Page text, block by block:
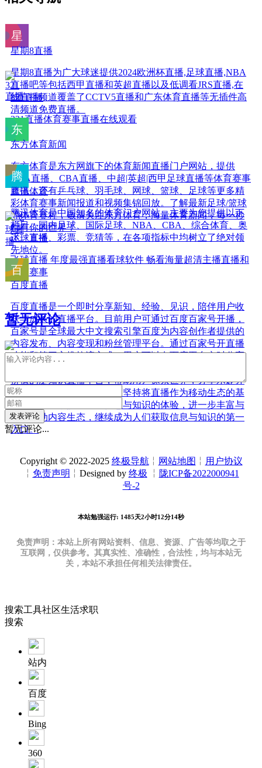
星期8直播
星期8直播为广大球迷提供2024欧洲杯直播,足球直播,NBA
直播吧等包括西甲直播和英超直播以及低调看JRS直播,在
线直播频道覆盖了CCTV5直播和广东体育直播等无插件高
清频道免费直播。
321直播
321直播体育赛事直播在线观看
东方体育新闻
东方体育是东方网旗下的体育新闻直播门户网站，提供
NBA直播、CBA直播、中超|英超|西甲足球直播等体育赛事
直播，还有乒乓球、羽毛球、网球、篮球、足球等更多精
彩体育赛事新闻报道和视频集锦回放。了解最新足球/篮球
等体育赛程，敬请关注东方体育，海量体育新闻，每一秒
都有你的世界！
腾讯体育
腾讯体育是中国知名的体育门户网站，主要为您提供以下
栏目：国内足球、国际足球、NBA、CBA、综合体育、奥
运、直播、彩票、竞猜等，在各项指标中均树立了绝对领
先地位。
飞球直播
飞球直播 年度最强直播看球软件 畅看海量超清主播直播和
原声赛事
百度直播
百度直播是一个即时分享新知、经验、见识，陪伴用户收
获与成长的直播平台。目前用户可通过百度百家号开播，
百家号是全球最大中文搜索引擎百度为内容创作者提供的
内容发布、内容变现和粉丝管理平台。通过百家号开直播
功能和第三方推拉流方式，用户可以在百度平台实时分享
价值的泛知识直播平台，帮助用户探索世界，分享乐趣并
有所收获。与此同时，百度坚持将直播作为移动生态的基
础设施能力，提升获取信息与知识的体验，进一步丰富与
完善移动内容生态，继续成为人们获取信息与知识的第一
入口。
暂无评论
发表评论
暂无评论...
Copyright © 2022-2025 终极导航 ╎ 网站地图 ╎ 用户协议
╎ 免责声明 ╎Designed by 终极 ╎ 陇ICP备2022000941
号-2
本站勉强运行: 1485天2小时12分14秒
免责声明：本站上所有网站资料、信息、资源、广告等均取之于
互联网，仅供参考。其真实性、准确性，合法性，均与本站无
关，本站不承担任何相关法律责任。
搜索工具社区生活求职
搜索
站内
百度
Bing
360